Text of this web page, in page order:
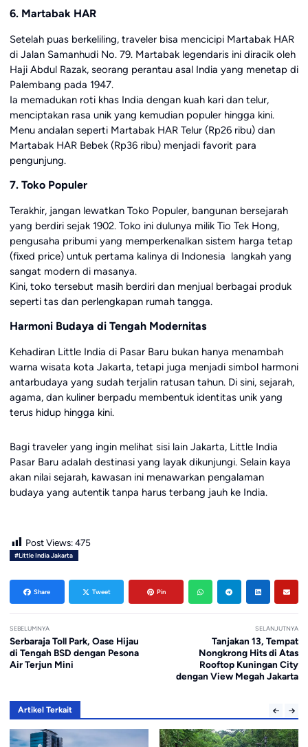
6. Martabak HAR
Setelah puas berkeliling, traveler bisa mencicipi Martabak HAR
di Jalan Samanhudi No. 79. Martabak legendaris ini diracik oleh
Haji Abdul Razak, seorang perantau asal India yang menetap di
Palembang pada 1947.
Ia memadukan roti khas India dengan kuah kari dan telur,
menciptakan rasa unik yang kemudian populer hingga kini.
Menu andalan seperti Martabak HAR Telur (Rp26 ribu) dan
Martabak HAR Bebek (Rp36 ribu) menjadi favorit para
pengunjung.
7. Toko Populer
Terakhir, jangan lewatkan Toko Populer, bangunan bersejarah
yang berdiri sejak 1902. Toko ini dulunya milik Tio Tek Hong,
pengusaha pribumi yang memperkenalkan sistem harga tetap
(fixed price) untuk pertama kalinya di Indonesia langkah yang
sangat modern di masanya.
Kini, toko tersebut masih berdiri dan menjual berbagai produk
seperti tas dan perlengkapan rumah tangga.
Harmoni Budaya di Tengah Modernitas
Kehadiran Little India di Pasar Baru bukan hanya menambah
warna wisata kota Jakarta, tetapi juga menjadi simbol harmoni
antarbudaya yang sudah terjalin ratusan tahun. Di sini, sejarah,
agama, dan kuliner berpadu membentuk identitas unik yang
terus hidup hingga kini.
Bagi traveler yang ingin melihat sisi lain Jakarta, Little India
Pasar Baru adalah destinasi yang layak dikunjungi. Selain kaya
akan nilai sejarah, kawasan ini menawarkan pengalaman
budaya yang autentik tanpa harus terbang jauh ke India.
Post Views: 475
#Little India Jakarta
Share Tweet Pin
SEBELUMNYA
Serbaraja Toll Park, Oase Hijau
di Tengah BSD dengan Pesona
Air Terjun Mini
SELANJUTNYA
Tanjakan 13, Tempat
Nongkrong Hits di Atas
Rooftop Kuningan City
dengan View Megah Jakarta
Artikel Terkait